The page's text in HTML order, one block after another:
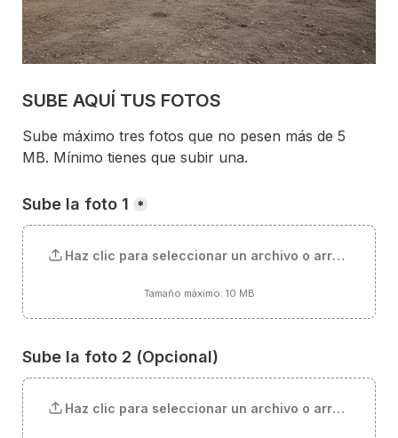
SUBE AQUÍ TUS FOTOS
Sube máximo tres fotos que no pesen más de 5
MB. Mínimo tienes que subir una.
Sube la foto 1 *
Haz clic para seleccionar un archivo o arrástralo
Tamaño máximo: 10 MB
Sube la foto 2 (Opcional)
Haz clic para seleccionar un archivo o arrástralo